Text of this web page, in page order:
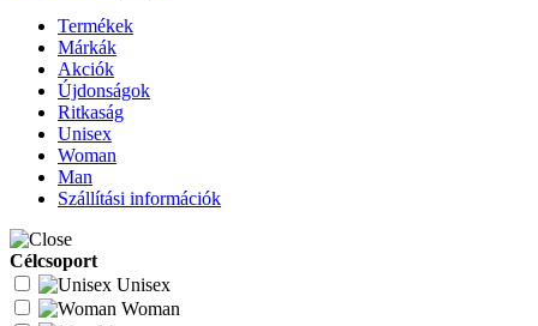
Termékek
Márkák
Akciók
Újdonságok
Ritkaság
Unisex
Woman
Man
Szállítási információk
Célcsoport
Unisex
Woman